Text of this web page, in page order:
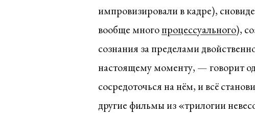
импровизировали в кадре),
вообще многопроцессуального),
сознания за пределами
настоящему моменту, — говорит
сосредоточься на нём, и всё
другие фильмы из «трилогии